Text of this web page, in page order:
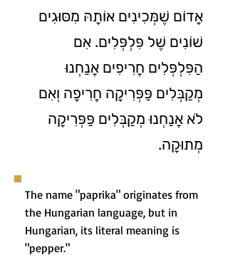
אָדוֹם שֶׁמְּכִינִים אוֹתָהּ מִסּוּגִים
שׁוֹנִים שֶׁל פִּלְפְּלִים. אִם
הַפִּלְפְּלִים חֲרִיפִים אֲנַחְנוּ
מְקַבְּלִים פַּפְּרִיקָה חֲרִיפָה וְאִם
לֹא אֲנַחְנוּ מְקַבְּלִים פַּפְּרִיקָה
מְתוּקָה.
The name "paprika" originates from
the Hungarian language, but in
Hungarian, its literal meaning is
"pepper."